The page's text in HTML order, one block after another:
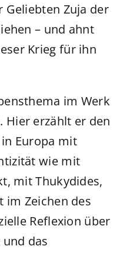
Geliebten Zuja der
– und ahnt
Krieg für ihn
im Werk
Hier erzählt er den
Europa mit
wie mit
mit Thukydides,
im Zeichen des
Reflexion über
das